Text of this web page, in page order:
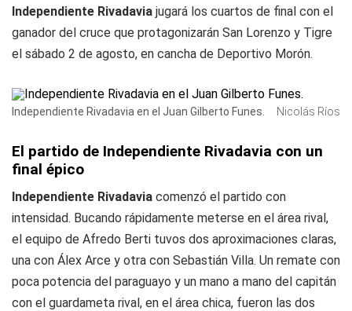
Independiente Rivadavia jugará los cuartos de final con el
ganador del cruce que protagonizarán San Lorenzo y Tigre
el sábado 2 de agosto, en cancha de Deportivo Morón.
Independiente Rivadavia en el Juan Gilberto Funes. Nicolás Ríos
El partido de Independiente Rivadavia con un
final épico
Independiente Rivadavia comenzó el partido con
intensidad. Bucando rápidamente meterse en el área rival,
el equipo de Afredo Berti tuvos dos aproximaciones claras,
una con Álex Arce y otra con Sebastián Villa. Un remate con
poca potencia del paraguayo y un mano a mano del capitán
con el guardameta rival, en el área chica, fueron las dos